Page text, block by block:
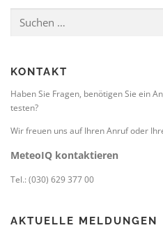
nach:
KONTAKT
Haben Sie Fragen, benötigen Sie ein
testen?
Wir freuen uns auf Ihren Anruf oder
MeteoIQ kontaktieren
Tel.: (030) 629 377 00
AKTUELLE MELDUNGEN